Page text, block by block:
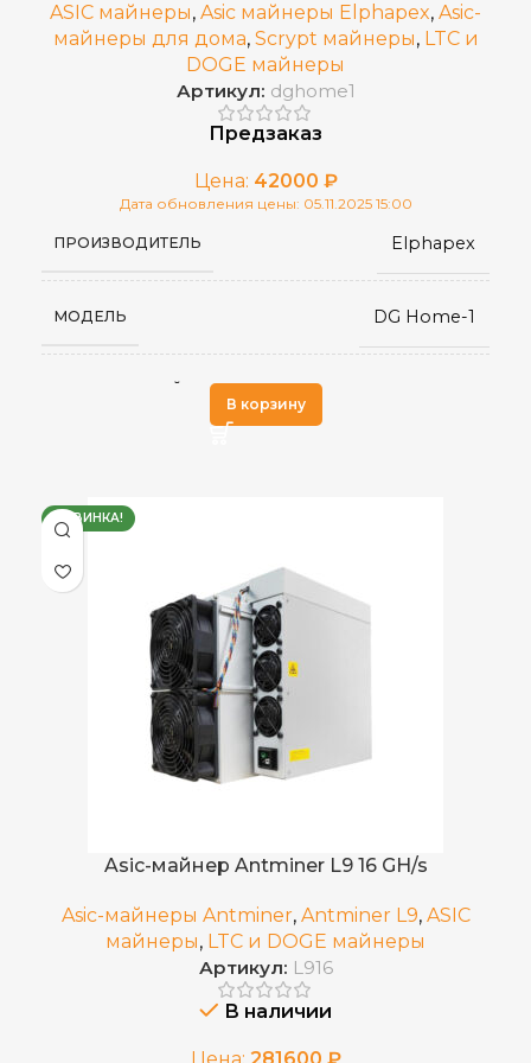
СТРАНА ПРОИЗВОДСТВА
ASIC майнеры, Asic майнеры Elphapex, Asic-
майнеры для дома, Scrypt майнеры, LTC и
DOGE майнеры
Артикул: dghome1
Предзаказ
Цена: 42000 ₽
Дата обновления цены: 05.11.2025 15:00
ПРОИЗВОДИТЕЛЬ Elphapex
МОДЕЛЬ DG Home-1
АЛГОРИТМ МАЙНИНГА
ХЭШРЕЙТ
ЭЛЕКТРОПОТРЕБЛЕНИЕ (КВТ)
ЭНЕРГОЭФФЕКТИВНОСТЬ
ОХЛАЖДЕНИЕ
Водяное (Hydro)
Воздушное (два вентилятора)
ГАБАРИТЫ КОРОБКИ
В корзину
НОВИНКА!
Asic-майнер Antminer L9 16 GH/s
Asic-майнеры Antminer, Antminer L9, ASIC
майнеры, LTC и DOGE майнеры
Артикул: L916
В наличии